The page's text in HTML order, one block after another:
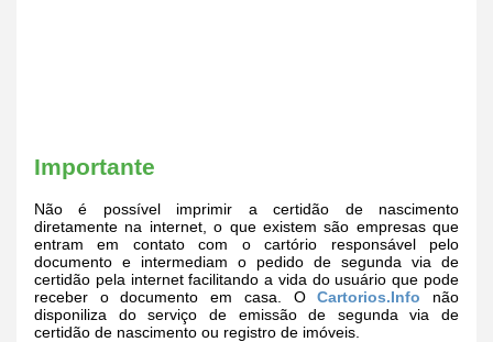
Importante
Não é possível imprimir a certidão de nascimento
diretamente na internet, o que existem são empresas que
entram em contato com o cartório responsável pelo
documento e intermediam o pedido de segunda via de
certidão pela internet facilitando a vida do usuário que pode
receber o documento em casa. OCartorios.Info não
disponiliza do serviço de emissão de segunda via de
certidão de nascimento ou registro de imóveis.